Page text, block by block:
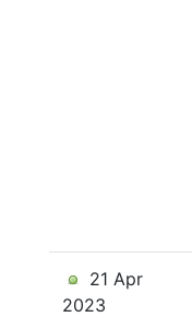
21 Apr
2023